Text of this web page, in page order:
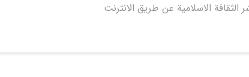
الاسلامية عن طريق الانترنت